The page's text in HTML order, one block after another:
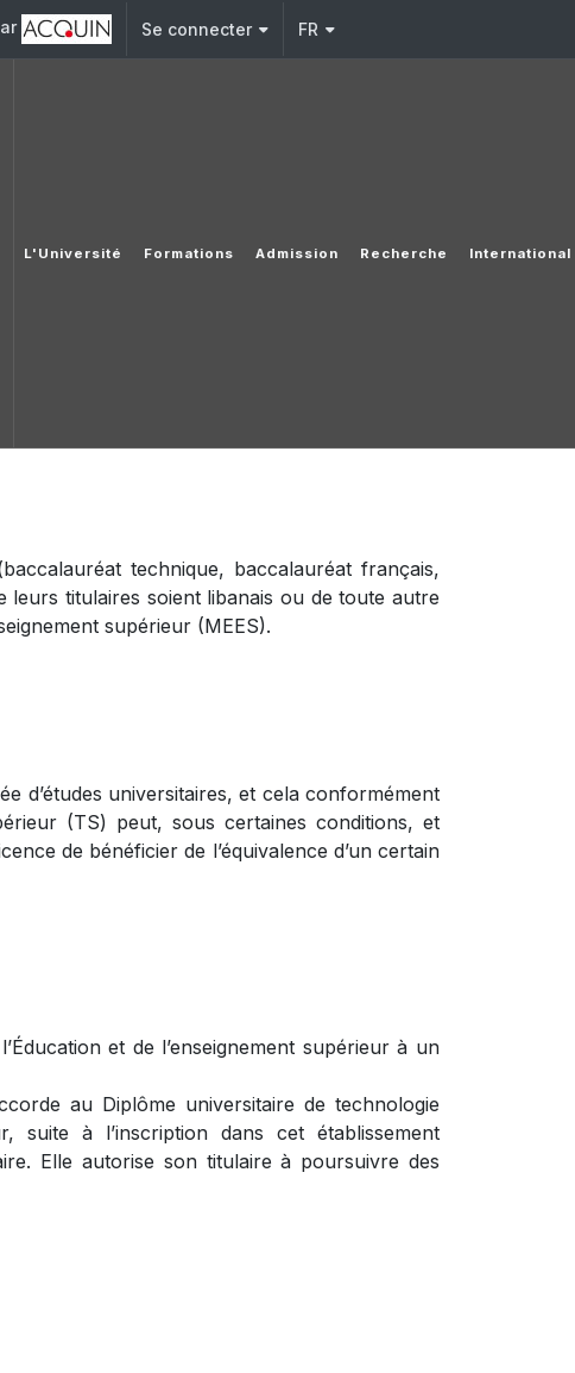
Se connecter FR
L'Université Formations Admission Recherche International
technique, baccalauréat français,
titulaires soient libanais ou de toute autre
supérieur (MEES).
d’études universitaires, et cela conformément
(TS) peut, sous certaines conditions, et
de bénéficier de l’équivalence d’un certain
et de l’enseignement supérieur à un
au Diplôme universitaire de technologie
suite à l’inscription dans cet établissement
Elle autorise son titulaire à poursuivre des